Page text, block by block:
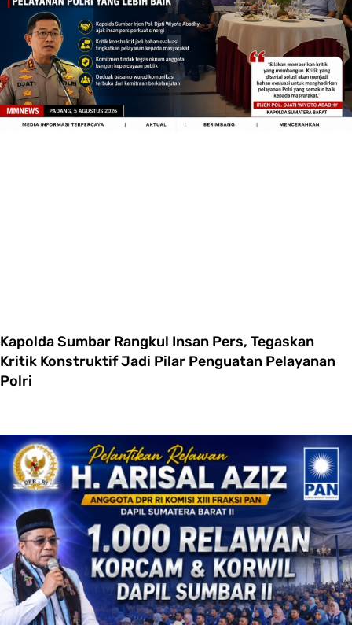
Kapolda Sumbar Rangkul Insan Pers, Tegaskan
Kritik Konstruktif Jadi Pilar Penguatan Pelayanan
Polri